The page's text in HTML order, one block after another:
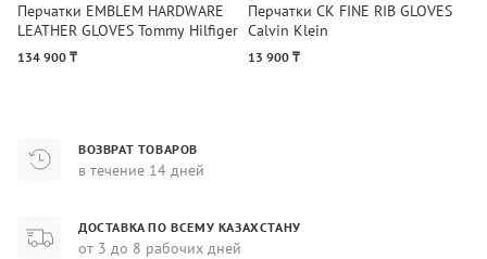
Перчатки EMBLEM HARDWARE
LEATHER GLOVES Tommy Hilfiger
134 900 ₸
Перчатки CK FINE RIB GLOVES
Calvin Klein
13 900 ₸
ВОЗВРАТ ТОВАРОВ
в течение 14 дней
ДОСТАВКА ПО ВСЕМУ КАЗАХСТАНУ
от 3 до 8 рабочих дней